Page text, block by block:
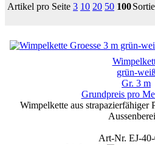
Artikel pro Seite 3 10 20 50 100
grün-
Gr. 3 m
Grundpreis pro
Wimpelkette aus strapazierfähiger
Art-Nr. EJ-